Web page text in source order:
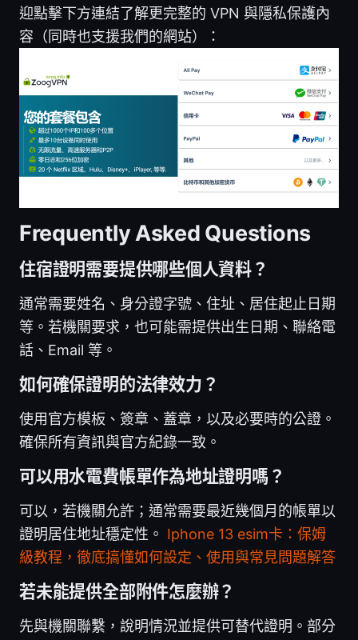
迎點擊下方連結了解更完整的 VPN 與隱私保護內
容（同時也支援我們的網站）：
Frequently Asked Questions
住宿證明需要提供哪些個人資料？
通常需要姓名、身分證字號、住址、居住起止日期
等。若機關要求，也可能需提供出生日期、聯絡電
話、Email 等。
如何確保證明的法律效力？
使用官方模板、簽章、蓋章，以及必要時的公證。
確保所有資訊與官方紀錄一致。
可以用水電費帳單作為地址證明嗎？
可以，若機關允許；通常需要最近幾個月的帳單以
證明居住地址穩定性。 Iphone 13 esim卡：保姆
級教程，徹底搞懂如何設定、使用與常見問題解答
若未能提供全部附件怎麼辦？
先與機關聯繫，說明情況並提供可替代證明。部分